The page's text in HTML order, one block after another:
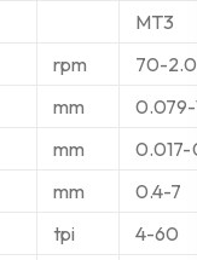
MT3
rpm
70-
mm
0.079-
mm
0.017-
mm
0.4-7
tpi
4-60